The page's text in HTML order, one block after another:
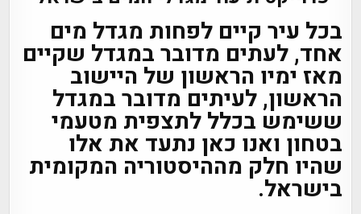
בכל עיר קיים לפחות מגדל מים
אחד, לעתים מדובר במגדל שקיים
מאז ימיו הראשון של היישוב
הראשון, לעיתים מדובר במגדל
ששימש בכלל לתצפית מטעמי
בטחון ואנו כאן נתעד את אלו
שהיו חלק מההיסטוריה המקומית
בישראל.